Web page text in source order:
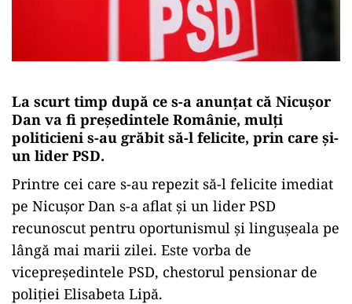
La scurt timp după ce s-a anunțat că Nicușor
Dan va fi președintele Românie, mulți
politicieni s-au grăbit să-l felicite, prin care și-
un lider PSD.
Printre cei care s-au repezit să-l felicite imediat
pe Nicușor Dan s-a aflat și un lider PSD
recunoscut pentru oportunismul și lingușeala pe
lângă mai marii zilei. Este vorba de
vicepreședintele PSD, chestorul pensionar de
poliției Elisabeta Lipă.